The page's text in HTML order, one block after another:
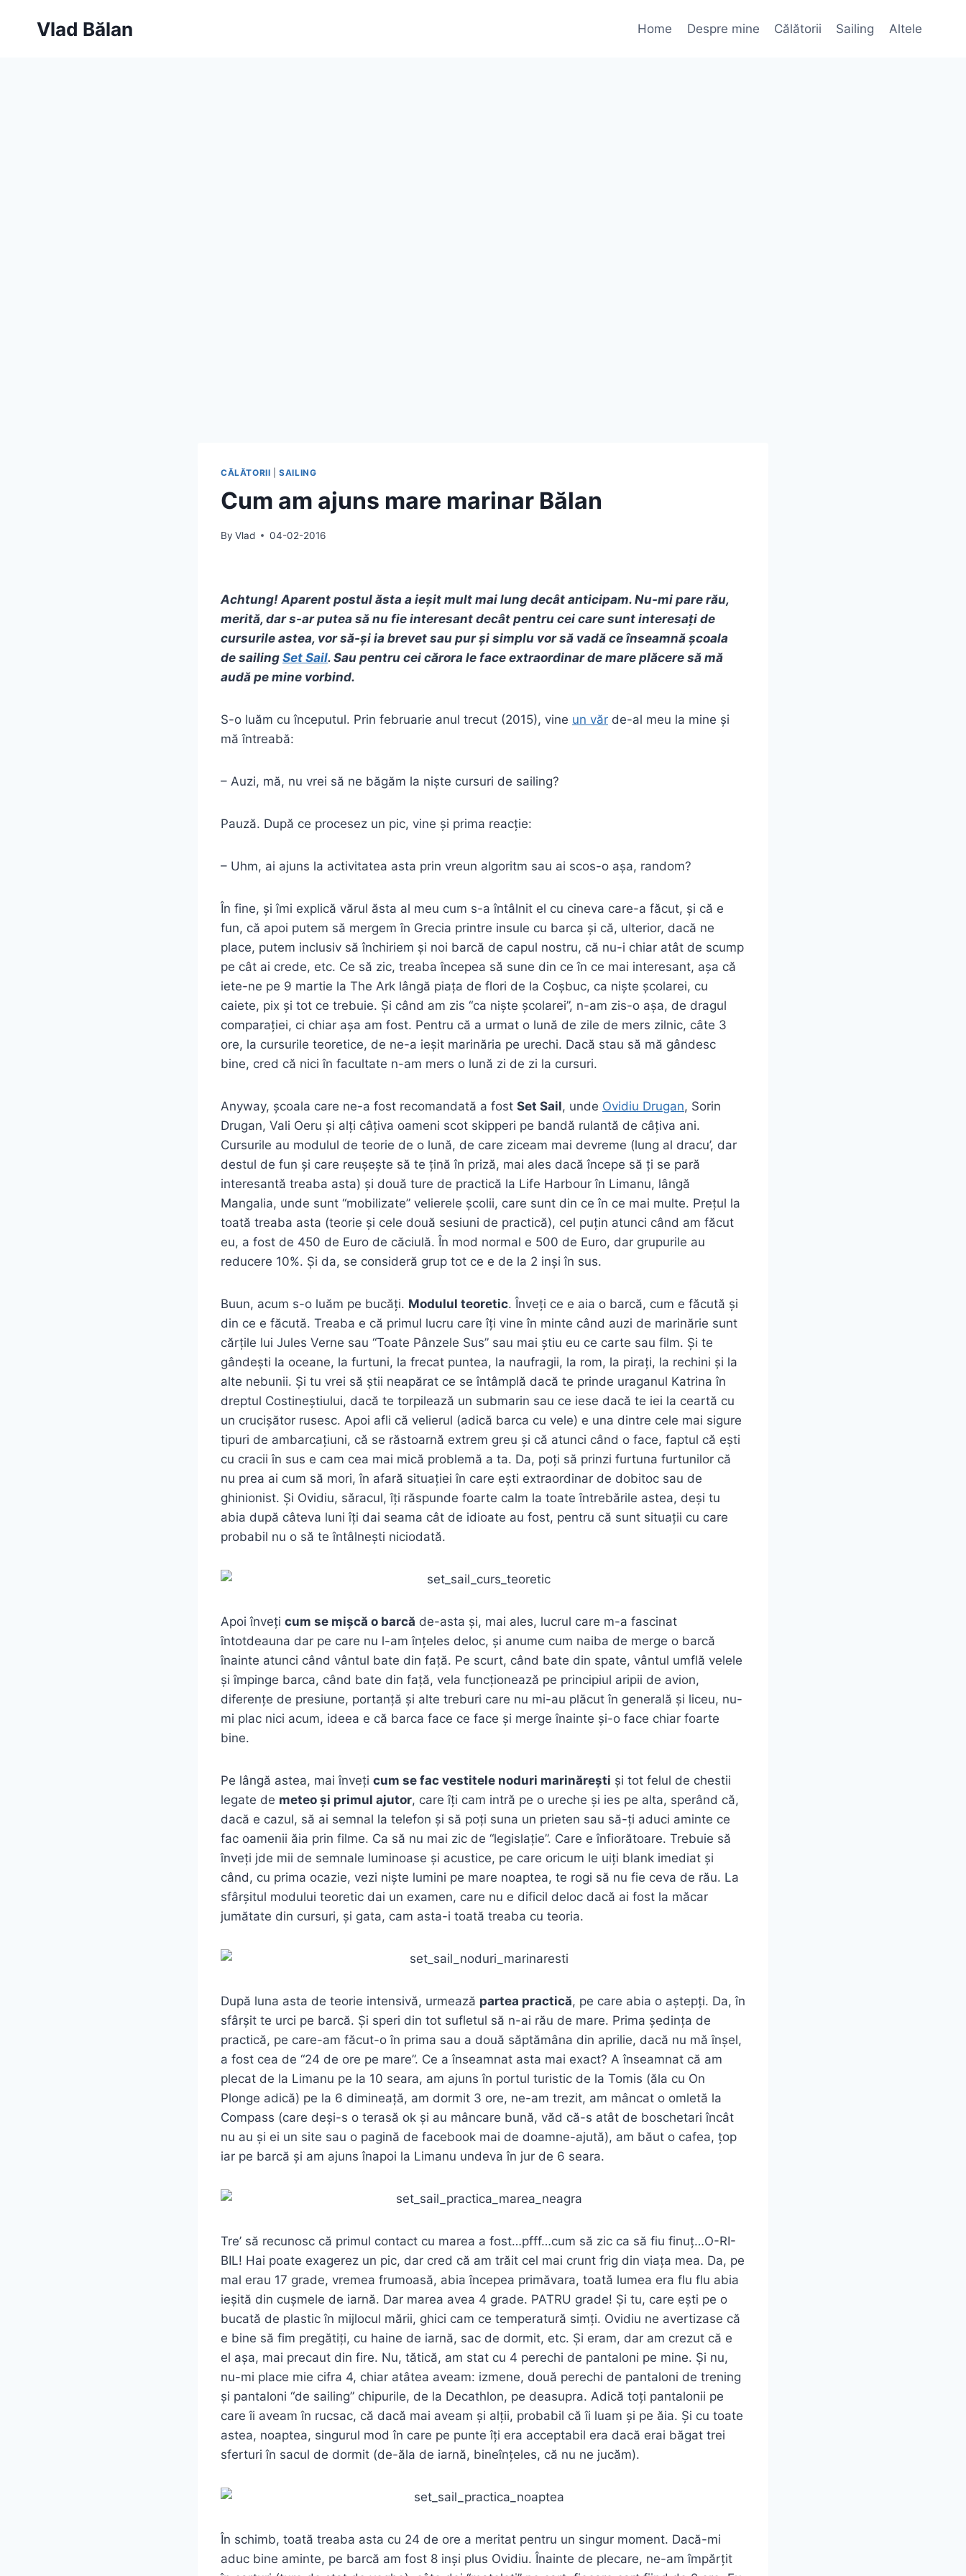
Vlad Bălan Home Despre mine Călătorii Sailing Altele
CĂLĂTORII |SAILING
Cum am ajuns mare marinar Bălan
By Vlad 04-02-2016
Achtung! Aparent postul ăsta a ieșit mult mai lung decât anticipam. Nu-mi pare rău,
merită, dar s-ar putea să nu fie interesant decât pentru cei care sunt interesați de
cursurile astea, vor să-și ia brevet sau pur și simplu vor să vadă ce înseamnă școala
de sailing Set Sail. Sau pentru cei cărora le face extraordinar de mare plăcere să mă
audă pe mine vorbind.
S-o luăm cu începutul. Prin februarie anul trecut (2015), vine un văr de-al meu la mine și
mă întreabă:
– Auzi, mă, nu vrei să ne băgăm la niște cursuri de sailing?
Pauză. După ce procesez un pic, vine și prima reacție:
– Uhm, ai ajuns la activitatea asta prin vreun algoritm sau ai scos-o așa, random?
În fine, și îmi explică vărul ăsta al meu cum s-a întâlnit el cu cineva care-a făcut, și că e
fun, că apoi putem să mergem în Grecia printre insule cu barca și că, ulterior, dacă ne
place, putem inclusiv să închiriem și noi barcă de capul nostru, că nu-i chiar atât de scump
pe cât ai crede, etc. Ce să zic, treaba începea să sune din ce în ce mai interesant, așa că
iete-ne pe 9 martie la The Ark lângă piața de flori de la Coșbuc, ca niște școlarei, cu
caiete, pix și tot ce trebuie. Și când am zis “ca niște școlarei”, n-am zis-o așa, de dragul
comparației, ci chiar așa am fost. Pentru că a urmat o lună de zile de mers zilnic, câte 3
ore, la cursurile teoretice, de ne-a ieșit marinăria pe urechi. Dacă stau să mă gândesc
bine, cred că nici în facultate n-am mers o lună zi de zi la cursuri.
Anyway, școala care ne-a fost recomandată a fost Set Sail, unde Ovidiu Drugan, Sorin
Drugan, Vali Oeru și alți câțiva oameni scot skipperi pe bandă rulantă de câțiva ani.
Cursurile au modulul de teorie de o lună, de care ziceam mai devreme (lung al dracu’, dar
destul de fun și care reușește să te țină în priză, mai ales dacă începe să ți se pară
interesantă treaba asta) și două ture de practică la Life Harbour în Limanu, lângă
Mangalia, unde sunt “mobilizate” velierele școlii, care sunt din ce în ce mai multe. Prețul la
toată treaba asta (teorie și cele două sesiuni de practică), cel puțin atunci când am făcut
eu, a fost de 450 de Euro de căciulă. În mod normal e 500 de Euro, dar grupurile au
reducere 10%. Și da, se consideră grup tot ce e de la 2 inși în sus.
Buun, acum s-o luăm pe bucăți. Modulul teoretic. Înveți ce e aia o barcă, cum e făcută și
din ce e făcută. Treaba e că primul lucru care îți vine în minte când auzi de marinărie sunt
cărțile lui Jules Verne sau “Toate Pânzele Sus” sau mai știu eu ce carte sau film. Și te
gândești la oceane, la furtuni, la frecat puntea, la naufragii, la rom, la pirați, la rechini și la
alte nebunii. Și tu vrei să știi neapărat ce se întâmplă dacă te prinde uraganul Katrina în
dreptul Costineștiului, dacă te torpilează un submarin sau ce iese dacă te iei la ceartă cu
un crucișător rusesc. Apoi afli că velierul (adică barca cu vele) e una dintre cele mai sigure
tipuri de ambarcațiuni, că se răstoarnă extrem greu și că atunci când o face, faptul că ești
cu cracii în sus e cam cea mai mică problemă a ta. Da, poți să prinzi furtuna furtunilor că
nu prea ai cum să mori, în afară situației în care ești extraordinar de dobitoc sau de
ghinionist. Și Ovidiu, săracul, îți răspunde foarte calm la toate întrebările astea, deși tu
abia după câteva luni îți dai seama cât de idioate au fost, pentru că sunt situații cu care
probabil nu o să te întâlnești niciodată.
Apoi înveți cum se mișcă o barcă de-asta și, mai ales, lucrul care m-a fascinat
întotdeauna dar pe care nu l-am înțeles deloc, și anume cum naiba de merge o barcă
înainte atunci când vântul bate din față. Pe scurt, când bate din spate, vântul umflă velele
și împinge barca, când bate din față, vela funcționează pe principiul aripii de avion,
diferențe de presiune, portanță și alte treburi care nu mi-au plăcut în generală și liceu, nu-
mi plac nici acum, ideea e că barca face ce face și merge înainte și-o face chiar foarte
bine.
Pe lângă astea, mai înveți cum se fac vestitele noduri marinărești și tot felul de chestii
legate de meteo și primul ajutor, care îți cam intră pe o ureche și ies pe alta, sperând că,
dacă e cazul, să ai semnal la telefon și să poți suna un prieten sau să-ți aduci aminte ce
fac oamenii ăia prin filme. Ca să nu mai zic de “legislație”. Care e înfiorătoare. Trebuie să
înveți jde mii de semnale luminoase și acustice, pe care oricum le uiți blank imediat și
când, cu prima ocazie, vezi niște lumini pe mare noaptea, te rogi să nu fie ceva de rău. La
sfârșitul modului teoretic dai un examen, care nu e dificil deloc dacă ai fost la măcar
jumătate din cursuri, și gata, cam asta-i toată treaba cu teoria.
După luna asta de teorie intensivă, urmează partea practică, pe care abia o aștepți. Da, în
sfârșit te urci pe barcă. Și speri din tot sufletul să n-ai rău de mare. Prima ședința de
practică, pe care-am făcut-o în prima sau a două săptămâna din aprilie, dacă nu mă înșel,
a fost cea de “24 de ore pe mare”. Ce a înseamnat asta mai exact? A înseamnat că am
plecat de la Limanu pe la 10 seara, am ajuns în portul turistic de la Tomis (ăla cu On
Plonge adică) pe la 6 dimineață, am dormit 3 ore, ne-am trezit, am mâncat o omletă la
Compass (care deși-s o terasă ok și au mâncare bună, văd că-s atât de boschetari încât
nu au și ei un site sau o pagină de facebook mai de doamne-ajută), am băut o cafea, țop
iar pe barcă și am ajuns înapoi la Limanu undeva în jur de 6 seara.
Tre’ să recunosc că primul contact cu marea a fost…pfff…cum să zic ca să fiu finuț…O-RI-
BIL! Hai poate exagerez un pic, dar cred că am trăit cel mai crunt frig din viața mea. Da, pe
mal erau 17 grade, vremea frumoasă, abia începea primăvara, toată lumea era flu flu abia
ieșită din cușmele de iarnă. Dar marea avea 4 grade. PATRU grade! Și tu, care ești pe o
bucată de plastic în mijlocul mării, ghici cam ce temperatură simți. Ovidiu ne avertizase că
e bine să fim pregătiți, cu haine de iarnă, sac de dormit, etc. Și eram, dar am crezut că e
el așa, mai precaut din fire. Nu, tătică, am stat cu 4 perechi de pantaloni pe mine. Și nu,
nu-mi place mie cifra 4, chiar atâtea aveam: izmene, două perechi de pantaloni de trening
și pantaloni “de sailing” chipurile, de la Decathlon, pe deasupra. Adică toți pantalonii pe
care îi aveam în rucsac, că dacă mai aveam și alții, probabil că îi luam și pe ăia. Și cu toate
astea, noaptea, singurul mod în care pe punte îți era acceptabil era dacă erai băgat trei
sferturi în sacul de dormit (de-ăla de iarnă, bineînțeles, că nu ne jucăm).
În schimb, toată treaba asta cu 24 de ore a meritat pentru un singur moment. Dacă-mi
aduc bine aminte, pe barcă am fost 8 inși plus Ovidiu. Înainte de plecare, ne-am împărțit